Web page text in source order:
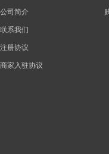
公司简介
联系我们
注册协议
商家入驻协议